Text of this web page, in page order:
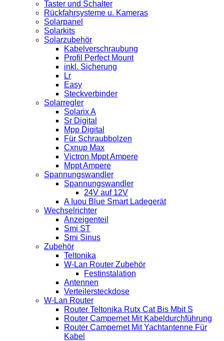
Taster und Schalter
Rückfahrsysteme u. Kameras
Solarpanel
Solarkits
Solarzubehör
Kabelverschraubung
Profil Perfect Mount
inkl. Sicherung
Lr
Easy
Steckverbinder
Solarregler
Solarix A
Sr Digital
Mpp Digital
Für Schraubbolzen
Cxnup Max
Victron Mppt Ampere
Mppt Ampere
Spannungswandler
Spannungswandler
24V auf 12V
A Iuou Blue Smart Ladegerät
Wechselrichter
Anzeigenteil
Smi ST
Smi Sinus
Zubehör
Teltonika
W-Lan Router Zubehör
Festinstalation
Antennen
Verteilersteckdose
W-Lan Router
Router Teltonika Rutx Cat Bis Mbit S
Router Campernet Mit Kabeldurchführung
Router Campernet Mit Yachtantenne Für
Kabel